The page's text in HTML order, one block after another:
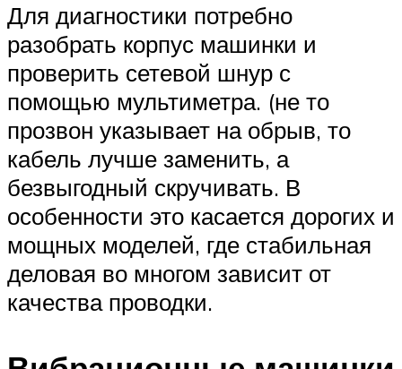
Для диагностики потребно
разобрать корпус машинки и
проверить сетевой шнур с
помощью мультиметра. (не то
прозвон указывает на обрыв, то
кабель лучше заменить, а
безвыгодный скручивать. В
особенности это касается дорогих и
мощных моделей, где стабильная
деловая во многом зависит от
качества проводки.